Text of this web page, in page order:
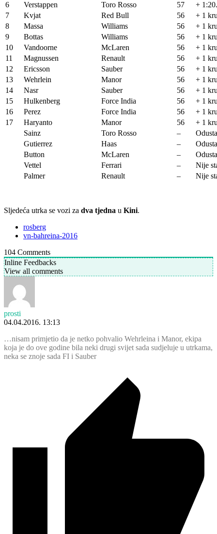
6
Verstappen Toro Rosso 57
+
7
Kvjat Red Bull 56
+ 1
8
Massa Williams 56
+ 1
9
Bottas Williams 56
+ 1
10
Vandoorne McLaren 56
+ 1
11
Magnussen Renault 56
+ 1
12
Ericsson Sauber 56
+ 1
13
Wehrlein Manor 56
+ 1
14
Nasr Sauber 56
+ 1
15
Hulkenberg Force India 56
+ 1
16
Perez Force India 56
+ 1
17
Haryanto Manor 56
+ 1
Sainz
Toro Rosso –
Gutierrez
Haas –
Button
McLaren –
Vettel
Ferrari –
Nije
Palmer
Renault – Nije
Sljedeća utrka se vozi za dva tjedna u Kini.
rosberg
vn-bahreina-2016
104 Comments
Inline Feedbacks
View all comments
prosti
04.04.2016. 13:13
…nisam primjetio da je netko pohvalio Wehrleina i Manor, ekipa
koja je do ove godine bila neki drugi svijet sada sudjeluje u utrkama,
neka se znoje sada FI i Sauber